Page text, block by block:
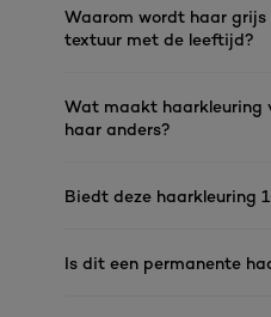
Waarom wordt haar grijs
textuur met de leeftijd?
Wat maakt haarkleuring
haar anders?
Biedt deze haarkleuring
Is dit een permanente